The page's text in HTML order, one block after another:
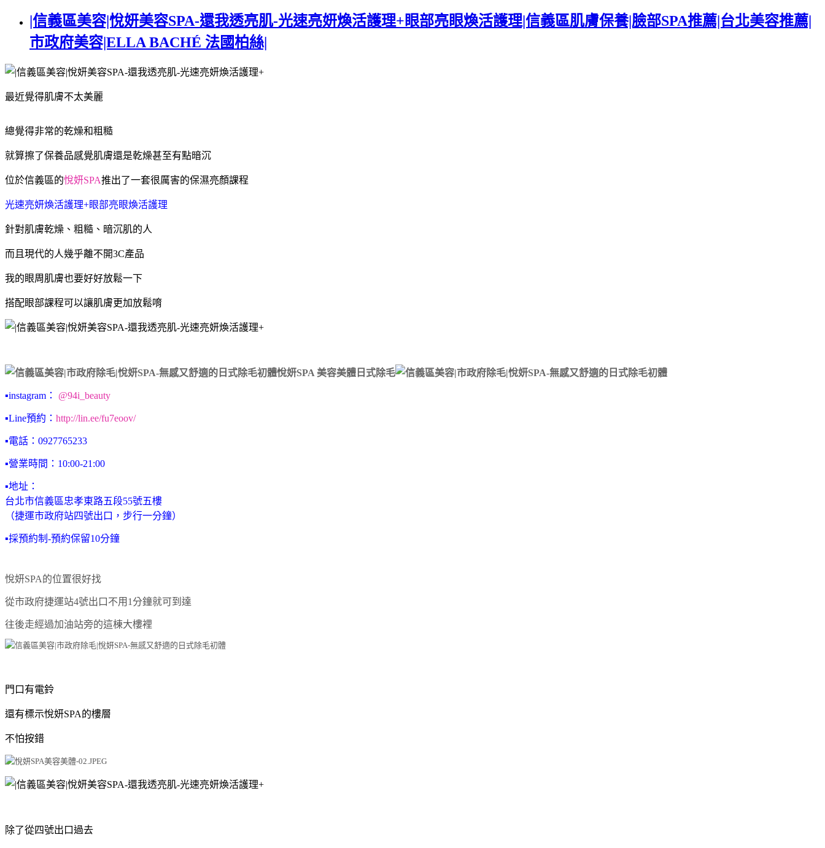
|信義區美容|悅妍美容SPA-還我透亮肌-光速亮妍煥活護理+眼部亮眼煥活護理|信義區肌膚保養|臉部SPA推薦|台北美容推薦|
市政府美容|ELLA BACHÉ 法國柏絲|
最近覺得肌膚不太美麗
總覺得非常的乾燥和粗糙
就算擦了保養品感覺肌膚還是乾燥甚至有點暗沉
位於信義區的悅妍SPA推出了一套很厲害的保濕亮顏課程
光速亮妍煥活護理+眼部亮眼煥活護理
針對肌膚乾燥、粗糙、暗沉肌的人
而且現代的人幾乎離不開3C產品
我的眼周肌膚也要好好放鬆一下
搭配眼部課程可以讓肌膚更加放鬆唷
悅妍SPA 美容美體日式除毛
▪️instagram： @94i_beauty
▪️Line預約： http://lin.ee/fu7eoov/
▪️電話：0927765233
▪️營業時間：10:00-21:00
▪️地址：
台北市信義區忠孝東路五段55號五樓
（捷運市政府站四號出口，步行一分鐘）
▪️採預約制-預約保留10分鐘
悅妍SPA的位置很好找
從市政府捷運站4號出口不用1分鐘就可到達
往後走經過加油站旁的這棟大樓裡
門口有電鈴
還有標示悅妍SPA的樓層
不怕按錯
除了從四號出口過去